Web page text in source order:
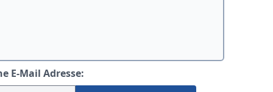
E-Mail Adresse: